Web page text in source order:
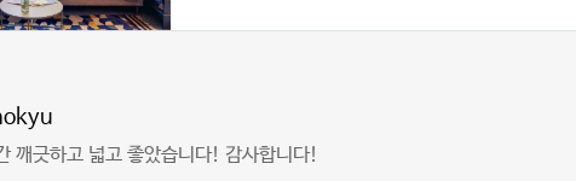
깨긋하고 넓고 좋았습니다! 감사합니다!